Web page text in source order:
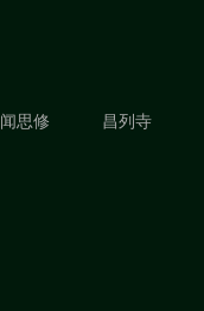
闻思修 昌列寺